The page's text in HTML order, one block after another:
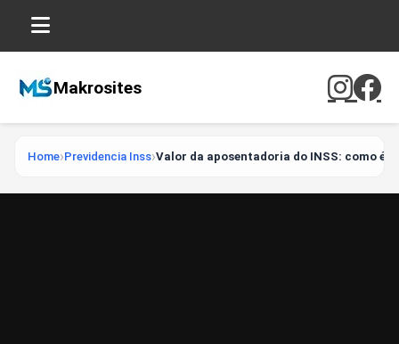
Makrosites
Home Previdencia Inss Valor da aposentadoria do INSS: como é